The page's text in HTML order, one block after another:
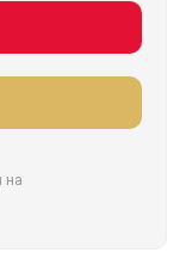
на